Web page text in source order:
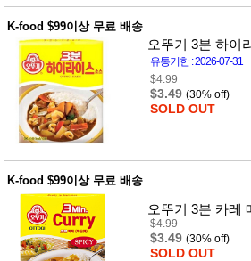
K-food $99이상 무료 배송
오뚜기 3분 하이
유통기한 : 2026-07-31
$4.99
$3.49 (30% off)
SOLD OUT
K-food $99이상 무료 배송
오뚜기 3분 카레
$4.99
$3.49 (30% off)
SOLD OUT